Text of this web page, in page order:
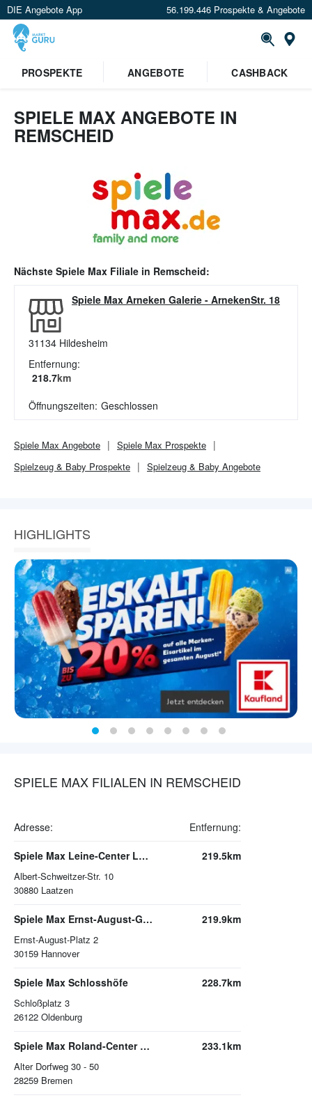
DIE Angebote App 56.199.446 Prospekte & Angebote
PROSPEKTE
ANGEBOTE CASHBACK
SPIELE MAX ANGEBOTE IN
REMSCHEID
Nächste Spiele Max Filiale in Remscheid:
Spiele Max Arneken Galerie - ArnekenStr. 18
31134 Hildesheim
Entfernung:
218.7km
Öffnungszeiten: Geschlossen
Spiele Max Angebote Spiele Max Prospekte
Spielzeug & Baby Prospekte Spielzeug & Baby Angebote
HIGHLIGHTS
SPIELE MAX FILIALEN IN REMSCHEID
Adresse: Entfernung:
Spiele Max Leine-Center Laatzen
Albert-Schweitzer-Str. 10
30880 Laatzen
219.5km
Spiele Max Ernst-August-Galerie Hannover
Ernst-August-Platz 2
30159 Hannover
219.9km
Spiele Max Schlosshöfe
Schloßplatz 3
26122 Oldenburg
228.7km
Spiele Max Roland-Center Bremen
Alter Dorfweg 30 - 50
28259 Bremen
233.1km